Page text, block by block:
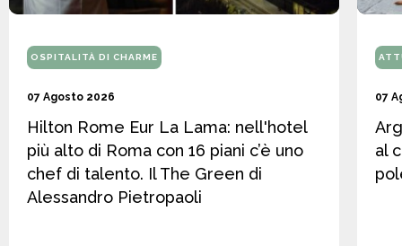
OSPITALITÀ DI CHARME
07 Agosto 2026
Hilton Rome Eur La Lama: nell'hotel
più alto di Roma con 16 piani c’è uno
chef di talento. Il The Green di
Alessandro Pietropaoli
07
al